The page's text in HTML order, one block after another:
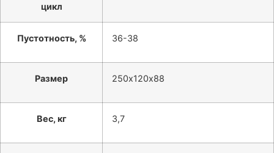
цикл
Пустотность, % 36-38
Размер 250х120х88
Вес, кг 3,7